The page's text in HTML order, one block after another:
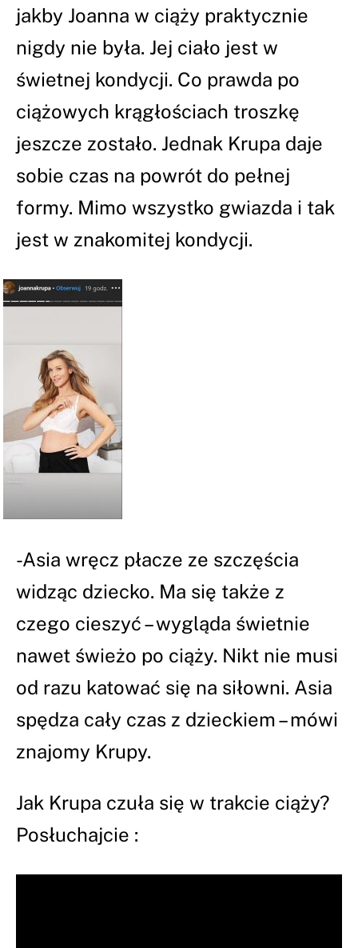
jakby Joanna w ciąży praktycznie
nigdy nie była. Jej ciało jest w
świetnej kondycji. Co prawda po
ciążowych krągłościach troszkę
jeszcze zostało. Jednak Krupa daje
sobie czas na powrót do pełnej
formy. Mimo wszystko gwiazda i tak
jest w znakomitej kondycji.
-Asia wręcz płacze ze szczęścia
widząc dziecko. Ma się także z
czego cieszyć – wygląda świetnie
nawet świeżo po ciąży. Nikt nie musi
od razu katować się na siłowni. Asia
spędza cały czas z dzieckiem – mówi
znajomy Krupy.
Jak Krupa czuła się w trakcie ciąży?
Posłuchajcie :